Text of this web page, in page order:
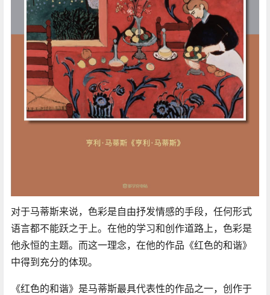
对于马蒂斯来说，色彩是自由抒发情感的手段，任何形式
语言都不能跃之于上。在他的学习和创作道路上，色彩是
他永恒的主题。而这一理念，在他的作品《红色的和谐》
中得到充分的体现。
《红色的和谐》是马蒂斯最具代表性的作品之一，创作于